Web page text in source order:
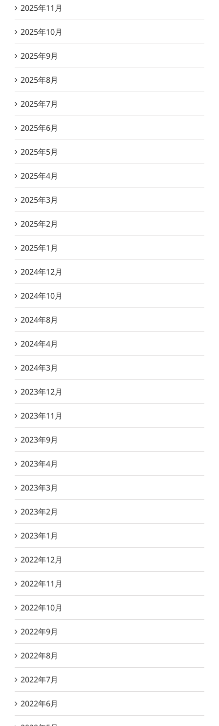
2025年11月
2025年10月
2025年9月
2025年8月
2025年7月
2025年6月
2025年5月
2025年4月
2025年3月
2025年2月
2025年1月
2024年12月
2024年10月
2024年8月
2024年4月
2024年3月
2023年12月
2023年11月
2023年9月
2023年4月
2023年3月
2023年2月
2023年1月
2022年12月
2022年11月
2022年10月
2022年9月
2022年8月
2022年7月
2022年6月